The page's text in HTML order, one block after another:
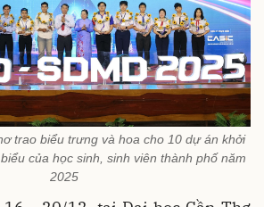
trao biểu trưng và hoa cho 10 dự án khởi
của học sinh, sinh viên thành phố năm
2025